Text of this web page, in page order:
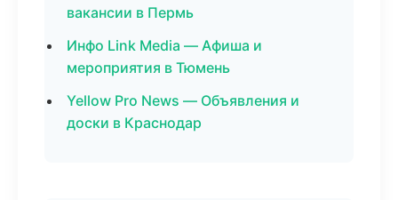
вакансии в Пермь
Инфо Link Media — Афиша и
мероприятия в Тюмень
Yellow Pro News — Объявления и
доски в Краснодар